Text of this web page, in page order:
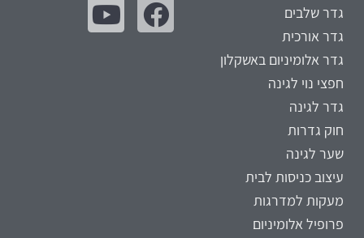
גדר שלבים
גדר אורכית
גדר אלומיניום באשקלון
חפצי נוי לגינה
גדר לגינה
חוק גדרות
שער לגינה
עיצוב כניסות לבית
מעקות למדרגות
פרופיל אלומיניום